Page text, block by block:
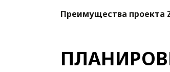
Преимущества проекта
· Гараж находится
неприятных запахов.